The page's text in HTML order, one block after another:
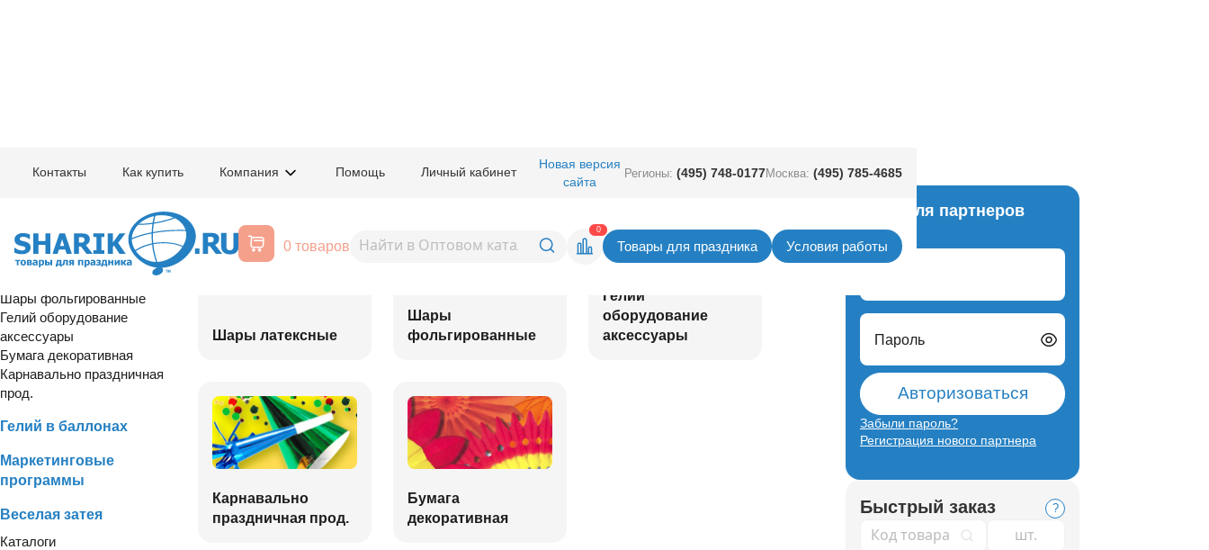
Контакты Как купить Компания Помощь Личный кабинет
Новая версия
сайта
Регионы: (495) 748-0177Москва: (495) 785-4685
0 товаров
0
Товары для праздника Условия работы
Воздушные шары, все для
праздника
Расширенный поиск
Шары фольгированные
Гелий оборудование
аксессуары
Бумага декоративная
Карнавально праздничная
прод.
Гелий в баллонах
Маркетинговые
программы
Веселая затея
Каталоги
Шары латексные
Шары
фольгированные
Гелий
оборудование
аксессуары
Карнавально
праздничная прод.
Бумага
декоративная
Вход для партнеров
Пароль
Авторизоваться
Забыли пароль?
Регистрация нового партнера
Быстрый заказ ?
Код товара